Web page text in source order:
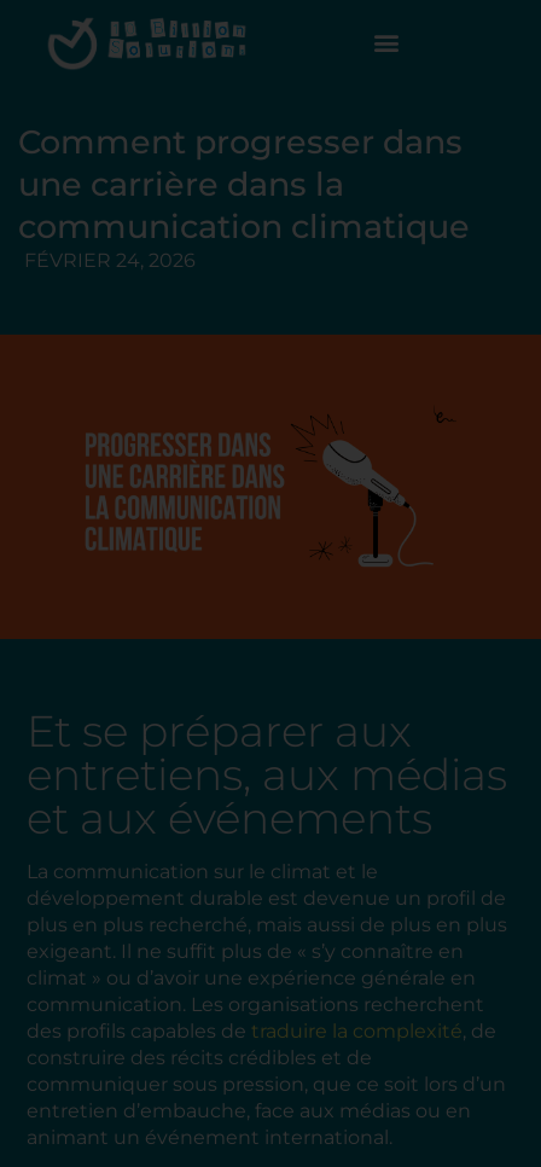
Comment progresser dans
une carrière dans la
communication climatique
FÉVRIER 24, 2026
Et se préparer aux
entretiens, aux médias
et aux événements
La communication sur le climat et le
développement durable est devenue un profil de
plus en plus recherché, mais aussi de plus en plus
exigeant. Il ne suffit plus de « s’y connaître en
climat » ou d’avoir une expérience générale en
communication. Les organisations recherchent
des profils capables de traduire la complexité, de
construire des récits crédibles et de
communiquer sous pression, que ce soit lors d’un
entretien d’embauche, face aux médias ou en
animant un événement international.